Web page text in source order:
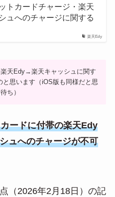
楽天Edy
トカードチャージ・楽天
ュへのチャージに関する
天Edy→楽天キャッシュに関す
と思います（iOS版も同様だと思
ち）
ードに付帯の楽天Edy
ュへのチャージが不可
（2026年2月18日）の記